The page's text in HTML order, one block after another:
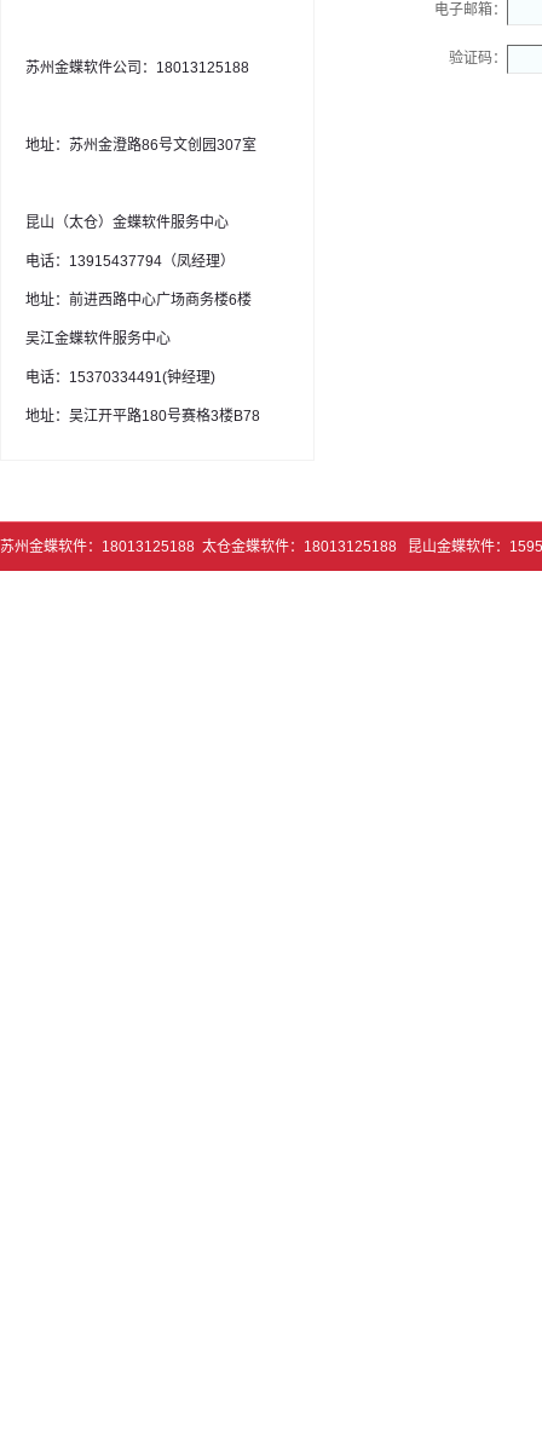
苏州金蝶软件公司：18013125188
地址：苏州金澄路86号文创园307室
昆山（太仓）金蝶软件服务中心
电话：13915437794（凤经理）
地址：前进西路中心广场商务楼6楼
吴江金蝶软件服务中心
电话：15370334491(钟经理)
地址：吴江开平路180号赛格3楼B78
电子邮箱：
验证码：
苏州金蝶软件：18013125188 太仓金蝶软件：18013125188 昆山金蝶软件：